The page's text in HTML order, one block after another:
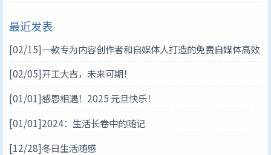
最近发表
[02/15]一款专为内容创作者和自媒体人打造的免费自媒体高效
营销软件：推将军自媒体管家
[02/05]开工大吉，未来可期！
[01/01]感恩相遇！2025 元旦快乐！
[01/01]2024：生活长卷中的随记
[12/28]冬日生活随感